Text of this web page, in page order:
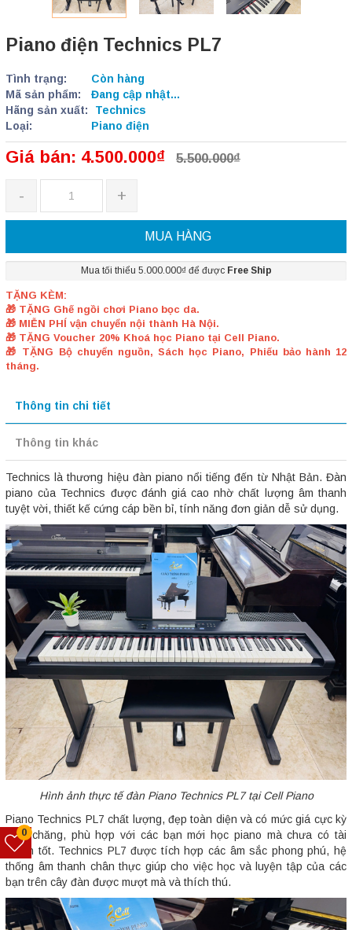
Piano điện Technics PL7
Tình trạng:
Còn hàng
Mã sản phẩm:
Đang cập nhật...
Hãng sản xuất:
Technics
Loại:
Piano điện
Giá bán: 4.500.000₫ 5.500.000₫
- +
MUA HÀNG
Mua tối thiểu 5.000.000₫ để được Free Ship
TẶNG KÈM:
🎁 TẶNG Ghế ngồi chơi Piano bọc da.
🎁 MIỄN PHÍ vận chuyển nội thành Hà Nội.
🎁 TẶNG Voucher 20% Khoá học Piano tại Cell Piano.
🎁 TẶNG Bộ chuyển nguồn, Sách học Piano, Phiếu bảo hành 12
tháng.
Thông tin chi tiết
Thông tin khác
Technics là thương hiệu đàn piano nổi tiếng đến từ Nhật Bản. Đàn
piano của Technics được đánh giá cao nhờ chất lượng âm thanh
tuyệt vời, thiết kế cứng cáp bền bỉ, tính năng đơn giản dễ sử dụng.
Hình ảnh thực tế đàn Piano Technics PL7 tại Cell Piano
Piano Technics PL7 chất lượng, đẹp toàn diện và có mức giá cực kỳ
phải chăng, phù hợp với các bạn mới học piano mà chưa có tài
chính tốt. Technics PL7 được tích hợp các âm sắc phong phú, hệ
thống âm thanh chân thực giúp cho việc học và luyện tập của các
bạn trên cây đàn được mượt mà và thích thú.
0